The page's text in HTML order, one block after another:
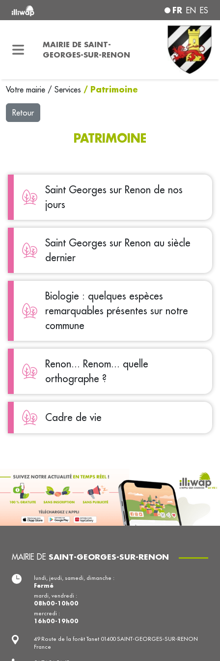
FR EN ES
MAIRIE DE SAINT-
GEORGES-SUR-RENON
Votre mairie / Services / Patrimoine
Retour
PATRIMOINE
Saint Georges sur Renon de nos
jours
Saint Georges sur Renon au siècle
dernier
Biologie : quelques espèces
remarquables présentes sur notre
commune
Renon... Renom... quelle
orthographe ?
Cadre de vie
MAIRIE DE SAINT-GEORGES-SUR-RENON
49 Route de la forêt Tanet 01400 SAINT-GEORGES-SUR-RENON
France
lundi, jeudi, samedi, dimanche :
Fermé
mardi, vendredi :
08h00-10h00
mercredi :
16h00-19h00